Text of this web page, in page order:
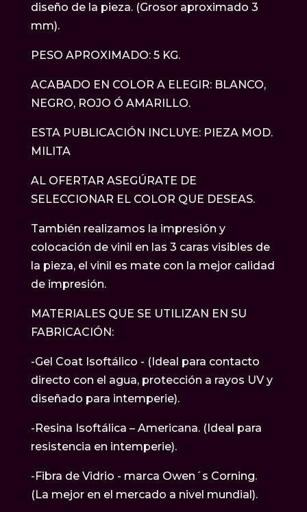
diseño de la pieza. (Grosor aproximado 3
mm).
PESO APROXIMADO: 5 KG.
ACABADO EN COLOR A ELEGIR: BLANCO,
NEGRO, ROJO Ó AMARILLO.
ESTA PUBLICACIÓN INCLUYE: PIEZA MOD.
MILITA
AL OFERTAR ASEGÚRATE DE
SELECCIONAR EL COLOR QUE DESEAS.
También realizamos la impresión y
colocación de vinil en las 3 caras visibles de
la pieza, el vinil es mate con la mejor calidad
de impresión.
MATERIALES QUE SE UTILIZAN EN SU
FABRICACIÓN:
-Gel Coat Isoftálico - (Ideal para contacto
directo con el agua, protección a rayos UV y
diseñado para intemperie).
-Resina Isoftálica – Americana. (Ideal para
resistencia en intemperie).
-Fibra de Vidrio - marca Owen´s Corning.
(La mejor en el mercado a nivel mundial).